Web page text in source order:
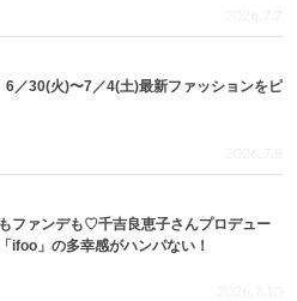
2026.7.7
6／30(火)〜7／4(土)最新ファッションをピ
2026.7.8
ファンデも♡千吉良恵子さんプロデュー
ifoo」の多幸感がハンパない！
2026.7.10